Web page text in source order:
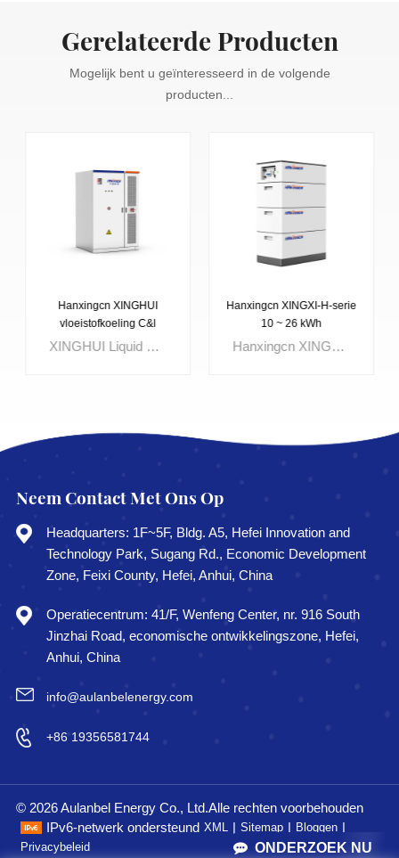
ONDERZOEK NU
Gerelateerde Producten
Mogelijk bent u geïnteresseerd in de volgende
producten...
Hanxingcn XINGHUI
vloeistofkoeling C&l
energieopslagsysteem
XINGHUI Liquid Cooling Commercial & Industrial Energy Storage System heeft tot doel oplossingen te bieden voor industriële en commerciële toepassingsscenario's om de netveiligheid te garanderen, de opwekking van hernieuwbare energie te verbeteren en UPS-back-up te bieden om de normale stroomvoorziening te behouden.
KOM MEER
TE WETEN
Hanxingcn XINGXI-H-serie
10 ~ 26 kWh
hoogspanning LFP-batterij
Hanxingcn XINGXI-H-serie hoogspannings LFP-batterijen (lithiumijzerfosfaat) zijn een steeds populairdere keuze voor oplossingen voor energieopslag in woningen vanwege hun indrukwekkende duurzaamheid, veiligheidskenmerken en hoge energiedichtheid, waardoor ze zeer geschikt zijn voor betrouwbare en efficiënte energieopslag op thuis.
TE WETEN
Neem Contact Met Ons Op
Headquarters: 1F~5F, Bldg. A5, Hefei Innovation and
Technology Park, Sugang Rd., Economic Development
Zone, Feixi County, Hefei, Anhui, China
Operatiecentrum: 41/F, Wenfeng Center, nr. 916 South
Jinzhai Road, economische ontwikkelingszone, Hefei,
Anhui, China
info@aulanbelenergy.com
+86 19356581744
© 2026 Aulanbel Energy Co., Ltd.Alle rechten voorbehouden
IPv6-netwerk ondersteund XML | Sitemap | Bloggen |
Privacybeleid